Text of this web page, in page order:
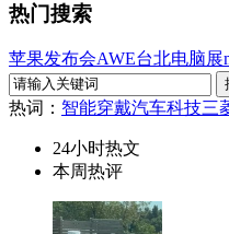
热门搜索
苹果发布会AWE台北电脑展
热词： 智能穿戴汽车科技三
24小时热文
本周热评